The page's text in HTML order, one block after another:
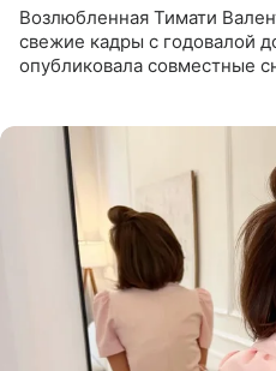
Возлюбленная Тимати
свежие кадры с годовалой
опубликовала совместные